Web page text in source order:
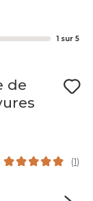
1 sur 5
de
(1)